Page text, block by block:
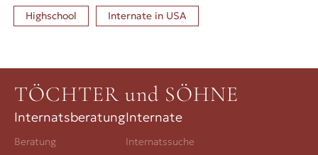
Highschool Internate in USA
TÖCHTER und SÖHNE
Internatsberatung
Beratung
Internate
Internatssuche